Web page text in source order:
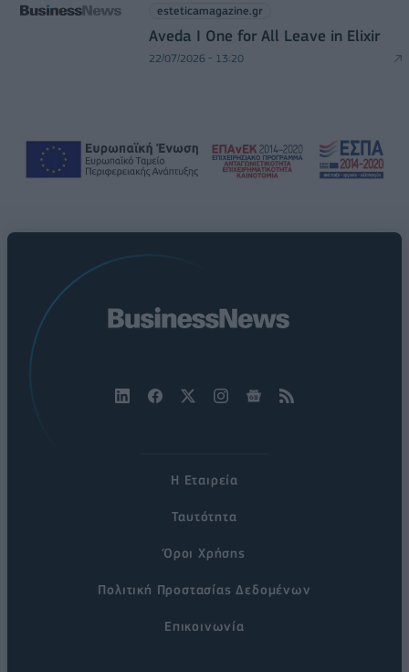
esteticamagazine.gr
Aveda I One for All Leave in Elixir
22/07/2026 - 13:20
Η Εταιρεία
Ταυτότητα
Όροι Χρήσης
Πολιτική Προστασίας Δεδομένων
Επικοινωνία